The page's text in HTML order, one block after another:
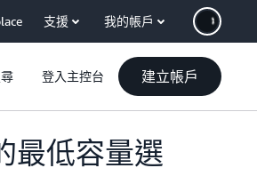
支援 我的帳戶
登入主控台 建立帳戶
最低容量選